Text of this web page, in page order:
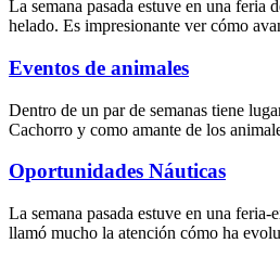
La semana pasada estuve en una feria
helado. Es impresionante ver cómo
Eventos de animales
Dentro de un par de semanas tiene
Cachorro y como amante de los
Oportunidades Náuticas
La semana pasada estuve en una
llamó mucho la atención cómo ha